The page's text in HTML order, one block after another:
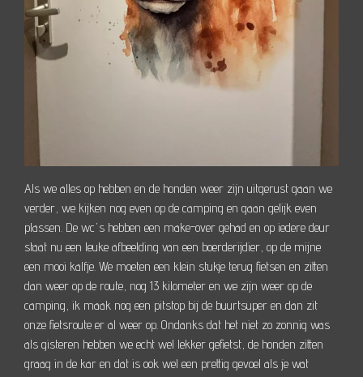
Als we alles op hebben en de honden weer zijn uitgerust gaan we
verder, we kijken nog even op de camping en gaan gelijk even
plassen. De wc's hebben een make-over gehad en op iedere deur
staat nu een leuke afbeelding van een boerderijdier, op de mijne
een mooi kalfje. We moeten een klein stukje terug fietsen en zitten
dan weer op de route, nog 13 kilometer en we zijn weer op de
camping, ik maak nog een pitstop bij de buurtsuper en dan zit
onze fietsroute er al weer op. Ondanks dat het niet zo zonnig was
als gisteren hebben we echt wel lekker gefietst, de honden zitten
graag in de kar en dat is ook wel een prettig gevoel als je wat